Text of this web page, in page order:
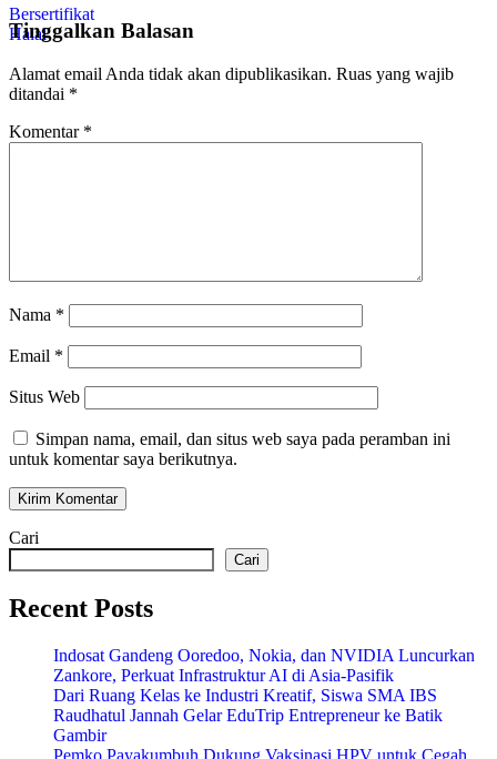
Tinggalkan Balasan
Alamat email Anda tidak akan dipublikasikan. Ruas yang wajib
ditandai *
Komentar *
Nama *
Email *
Situs Web
Simpan nama, email, dan situs web saya pada peramban ini
untuk komentar saya berikutnya.
Cari
Cari
Recent Posts
Indosat Gandeng Ooredoo, Nokia, dan NVIDIA Luncurkan
Zankore, Perkuat Infrastruktur AI di Asia-Pasifik
Dari Ruang Kelas ke Industri Kreatif, Siswa SMA IBS
Raudhatul Jannah Gelar EduTrip Entrepreneur ke Batik
Gambir
Pemko Payakumbuh Dukung Vaksinasi HPV untuk Cegah